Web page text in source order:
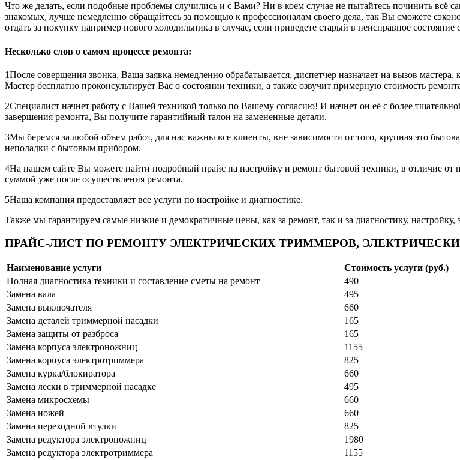
Что же делать, если подобные проблемы случились и с Вами? Ни в коем случае не пытайтесь починить всё
знакомых, лучше немедленно обращайтесь за помощью к профессионалам своего дела, так Вы сможете
отдать за покупку например нового холодильника в случае, если приведете старый в неисправное
Несколько слов о самом процессе ремонта:
1После совершения звонка, Ваша заявка немедленно обрабатывается, диспетчер назначает на вызов
Мастер бесплатно проконсультирует Вас о состоянии техники, а также озвучит примерную стоимость
2Специалист начнет работу с Вашей техникой только по Вашему согласию! И начнет он её с более
завершения ремонта, Вы получите гарантийный талон на замененные детали.
3Мы беремся за любой объем работ, для нас важны все клиенты, вне зависимости от того, крупная это
неполадки с бытовым прибором.
4На нашем сайте Вы можете найти подробный прайс на настройку и ремонт бытовой техники, в отличие от
суммой уже после осуществления ремонта.
5Наша компания предоставляет все услуги по настройке и диагностике.
Также мы гарантируем самые низкие и демократичные цены, как за ремонт, так и за диагностику, настройку,
ПРАЙС-ЛИСТ ПО РЕМОНТУ ЭЛЕКТРИЧЕСКИХ ТРИММЕРОВ,
Наименование услуги
Стоимость услуги (руб.)
Полная диагностика техники и составление сметы на ремонт
490
Замена вала
495
Замена выключателя
660
Замена деталей триммерной насадки
165
Замена защиты от разброса
165
Замена корпуса электроножниц
1155
Замена корпуса электротриммера
825
Замена курка/блокиратора
660
Замена лески в триммерной насадке
495
Замена микросхемы
660
Замена ножей
660
Замена переходной втулки
825
Замена редуктора электроножниц
1980
Замена редуктора электротриммера
1155